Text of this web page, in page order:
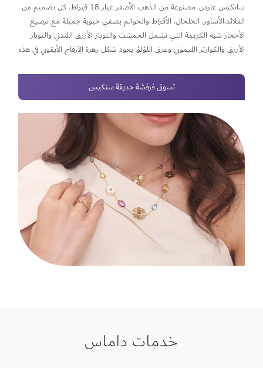
سانكيس غاردن. مصنوعة من الذهب الأصفر عيار 18 قيراط، كل تصميم من
القلائد،الأساور، الخلخال، الأقراط والخواتم يضفي حيوية جميلة مع ترصيع
الأحجار شبه الكريمة التي تشمل الجمشت والتوباز الأزرق اللندني والتوباز
الأزرق والكوارتز الليموني وعرق اللؤلؤ. يعود شكل زهرة الآرفاج الأيقوني في هذه
حجر ملون شبه كريم في قلبها. في هذه المجموعة، تمتزج زهرة الآرفاج مع
قطرات تشبه البتلة من الأحجار شبه الكريمة، التي تجعلنا نغماتها الزاهية
فرفشة سنكس غاردن بفخر في الإمارات العربية المتحدة من مفهوم تصميم
داماس الداخلي وتمثل عودة للمجموعة التي تشتهر بقدرتها على إعادة ابتكار
نفسها باستمرار في احتفال بالأنوثة.
تسوق فرفشة حديقة سنكيس
خدمات داماس